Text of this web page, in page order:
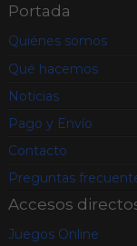
Portada
Quiénes somos
Qué hacemos
Noticias
Pago y Envío
Contacto
Preguntas
Accesos
Juegos Online